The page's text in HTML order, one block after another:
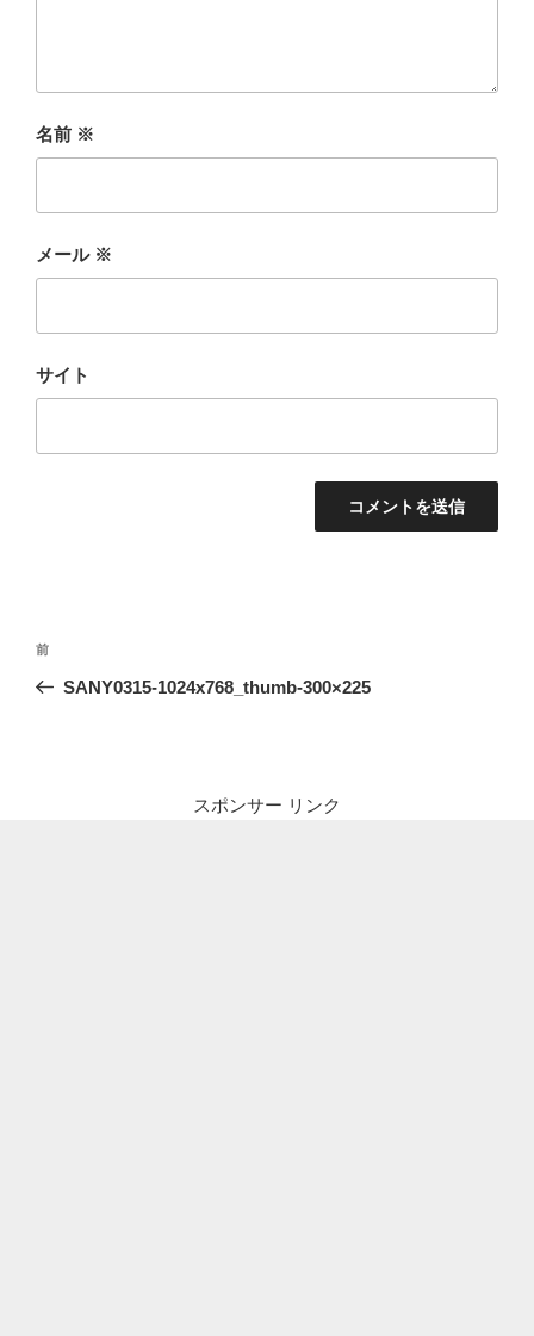
名前 ※
メール ※
サイト
投
ナ
前
の
前
SANY0315-1024x768_thumb-300×225
スポンサー リンク